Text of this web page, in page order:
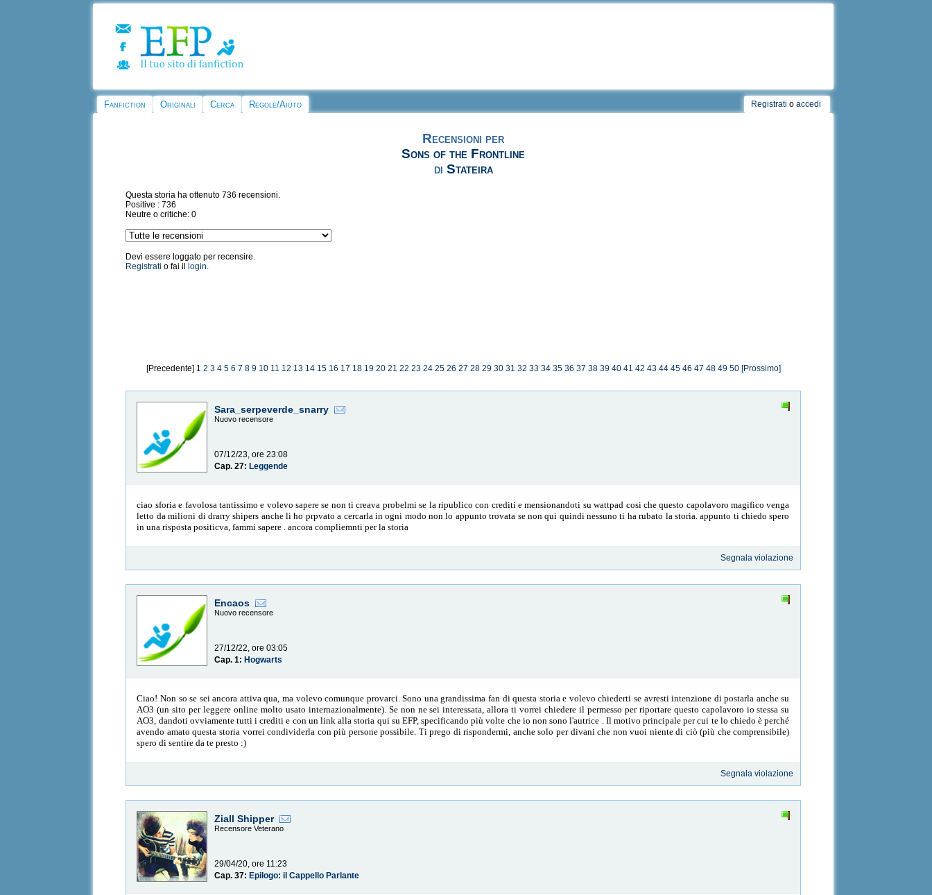
Fanfiction Originali Cerca Regole/Aiuto Registrati o accedi
Recensioni per
Sons of the Frontline
di Stateira
Questa storia ha ottenuto 736 recensioni.
Positive : 736
Neutre o critiche: 0
Devi essere loggato per recensire.
Registrati o fai il login.
[Precedente] 1 2 3 4 5 6 7 8 9 10 11 12 13 14 15 16 17 18 19 20 21 22 23 24 25 26 27 28 29 30 31 32 33 34 35 36 37 38 39 40 41 42 43 44 45 46 47 48 49 50 [Prossimo]
Sara_serpeverde_snarry
Nuovo recensore
07/12/23, ore 23:08
Cap. 27: Leggende
ciao sforia e favolosa tantissimo e volevo sapere se non ti creava probelmi se la ripublico con crediti e mensionandoti su wattpad cosi che questo capolavoro magifico venga
letto da milioni di drarry shipers anche li ho prpvato a cercarla in ogni modo non lo appunto trovata se non qui quindi nessuno ti ha rubato la storia. appunto ti chiedo spero
in una risposta positicva, fammi sapere . ancora compliemnti per la storia
Segnala violazione
Encaos
Nuovo recensore
27/12/22, ore 03:05
Cap. 1: Hogwarts
Ciao! Non so se sei ancora attiva qua, ma volevo comunque provarci. Sono una grandissima fan di questa storia e volevo chiederti se avresti intenzione di postarla anche su
AO3 (un sito per leggere online molto usato internazionalmente). Se non ne sei interessata, allora ti vorrei chiedere il permesso per riportare questo capolavoro io stessa su
AO3, dandoti ovviamente tutti i crediti e con un link alla storia qui su EFP, specificando più volte che io non sono l'autrice . Il motivo principale per cui te lo chiedo è perché
avendo amato questa storia vorrei condividerla con più persone possibile. Ti prego di rispondermi, anche solo per divani che non vuoi niente di ciò (più che comprensibile)
spero di sentire da te presto :)
Segnala violazione
Ziall Shipper
Recensore Veterano
29/04/20, ore 11:23
Cap. 37: Epilogo: il Cappello Parlante